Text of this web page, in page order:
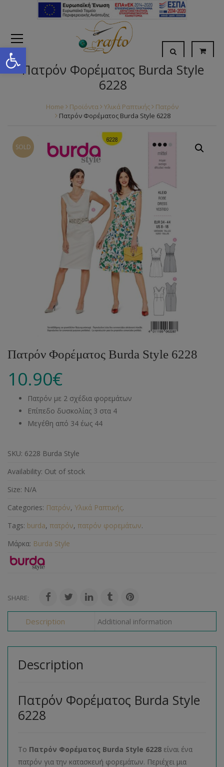
Open toolbar
Πατρόν Φορέματος Burda Style
6228
Home Προϊόντα Υλικά Ραπτικής
Πατρόν
Πατρόν Φορέματος Burda Style 6228
SOLD
Πατρόν Φορέματος Burda Style 6228
10.90€
Πατρόν με 2 σχέδια φορεμάτων
Επίπεδο δυσκολίας 3 στα 4
Μεγέθη από 34 έως 44
SKU: 6228 Burda Style
Availability: Out of stock
Size: N/A
Categories: Πατρόν, Υλικά Ραπτικής.
Tags: burda, πατρόν, πατρόν φορεμάτων.
Μάρκα: Burda Style
SHARE:
Description Additional information
Description
Πατρόν Φορέματος Burda Style
6228
Το Πατρόν Φορέματος Burda Style 6228 είναι ένα
πατρόν για την κατασκευή φορεμάτων. Περιέχει μια